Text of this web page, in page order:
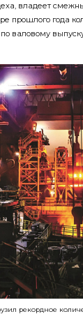
владеет
прошлого года
валовому
рекордное